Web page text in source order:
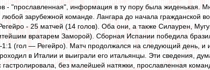
- "прославленная", информация в ту пору была жиденькая.
любой зарубежной команде. Лангара до начала гражданской
- 25 матчей (14 голов). Оба они, а также Силаурен,
вратарем Заморой). Сборная Испании победила
(гол — Регейро). Матч продолжался на следующий день, и
в Италии и выиграли его итальянцы. Эти сведения,
без малейшей натяжки, прославленная